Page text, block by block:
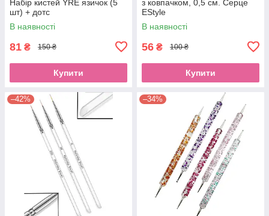
Набір кистей YRE язичок (5
шт) + дотс
В наявності
81 ₴ 150 ₴
Купити
з ковпачком, 0,5 см. Серце
EStyle
В наявності
56 ₴ 100 ₴
Купити
–42% –34%